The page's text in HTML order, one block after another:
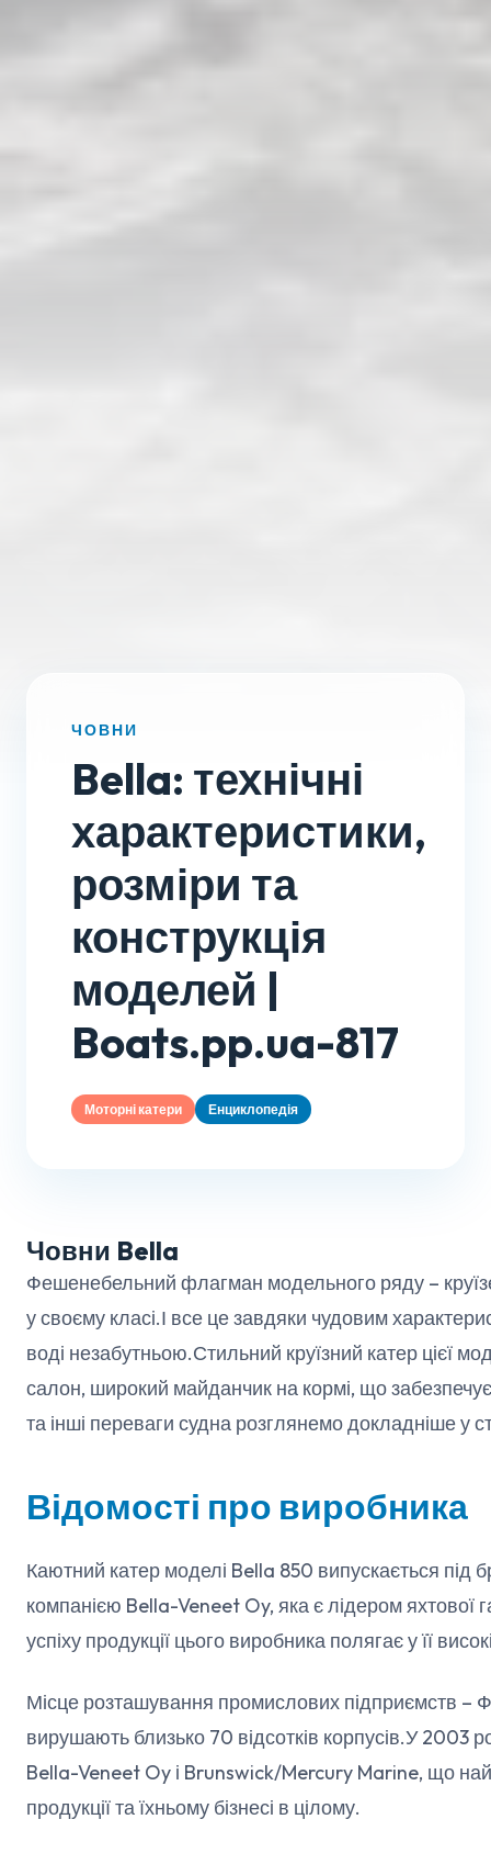
ЧОВНИ
Bella: технічні
характеристики,
розміри та
конструкція
моделей |
Boats.pp.ua-817
Моторні катери Енциклопедія
Човни Bella
Фешенебельний флагман модельного ряду –
у своєму класі.І все це завдяки чудовим
воді незабутньою.Стильний круїзний катер цієї
салон, широкий майданчик на кормі, що
та інші переваги судна розглянемо докладніше у
Відомості про виробника
Каютний катер моделі Bella 850 випускається
компанією Bella-Veneet Oy, яка є лідером яхтової
успіху продукції цього виробника полягає у її
Місце розташування промислових підприємств –
вирушають близько 70 відсотків корпусів.У 2003
Bella-Veneet Oy і Brunswick/Mercury Marine, що
продукції та їхньому бізнесі в цілому.